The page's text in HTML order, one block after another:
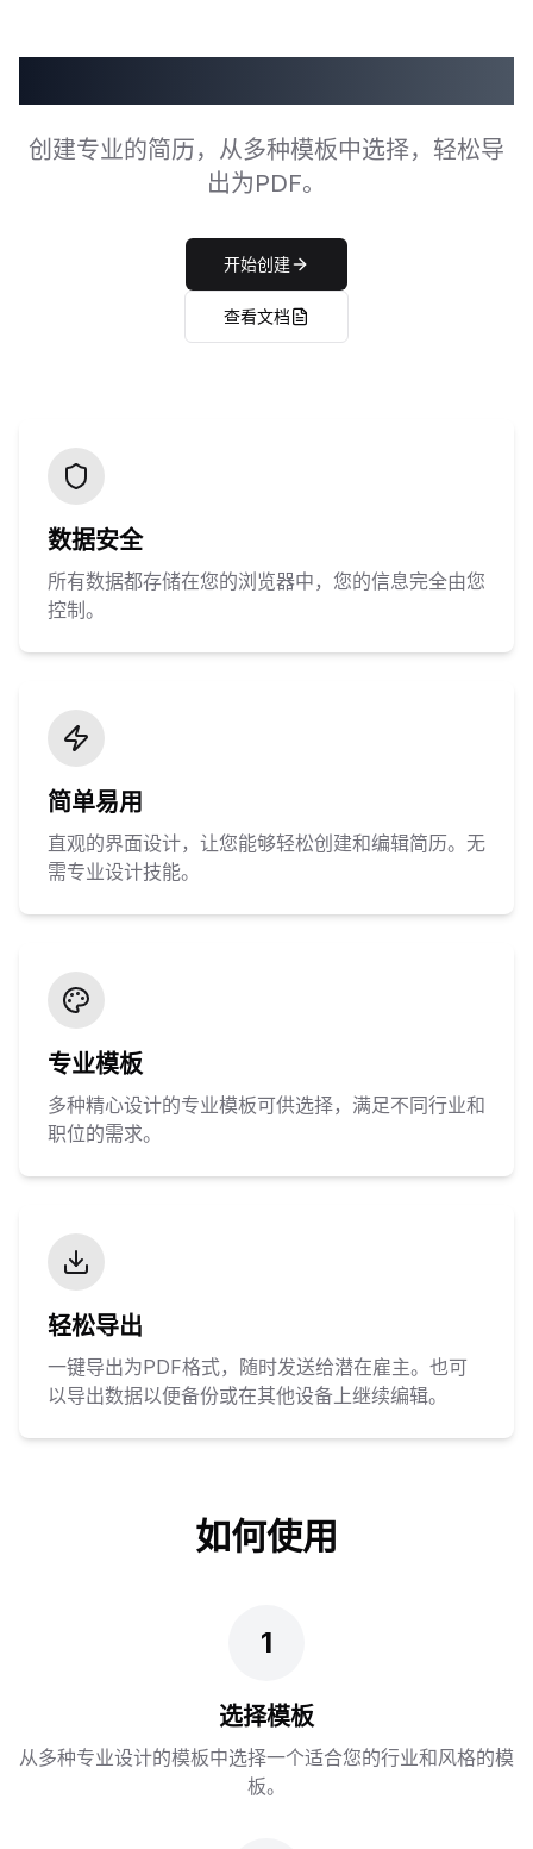
创建专业的简历，从多种模板中选择，轻松导
出为PDF。
开始创建
查看文档
数据安全
所有数据都存储在您的浏览器中，您的信息完全由您
控制。
简单易用
直观的界面设计，让您能够轻松创建和编辑简历。无
需专业设计技能。
专业模板
多种精心设计的专业模板可供选择，满足不同行业和
职位的需求。
轻松导出
一键导出为PDF格式，随时发送给潜在雇主。也可
以导出数据以便备份或在其他设备上继续编辑。
如何使用
1
选择模板
从多种专业设计的模板中选择一个适合您的行业和风格的模
板。